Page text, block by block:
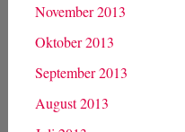
November 2013
Oktober 2013
September 2013
August 2013